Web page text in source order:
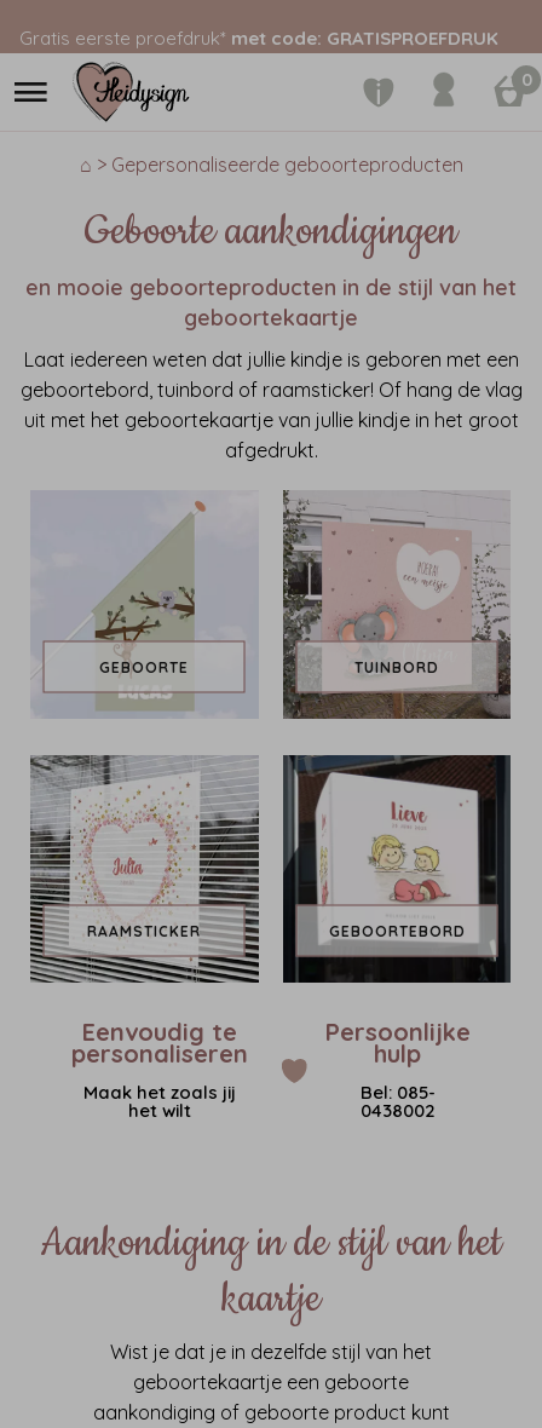
Gratis eerste proefdruk* met code: GRATISPROEFDRUK
0
⌂ > Gepersonaliseerde geboorteproducten
Geboorte aankondigingen
en mooie geboorteproducten in de stijl van het
geboortekaartje
Laat iedereen weten dat jullie kindje is geboren met een
geboortebord, tuinbord of raamsticker! Of hang de vlag
uit met het geboortekaartje van jullie kindje in het groot
afgedrukt.
GEBOORTE TUINBORD
RAAMSTICKER GEBOORTEBORD
Eenvoudig te
personaliseren
Maak het zoals jij
het wilt
Persoonlijke
hulp
Bel: 085-
0438002
Aankondiging in de stijl van het
kaartje
Wist je dat je in dezelfde stijl van het
geboortekaartje een geboorte
aankondiging of geboorte product kunt